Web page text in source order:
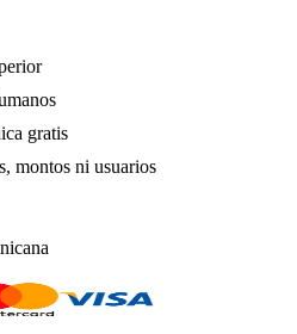
gratis
montos ni usuarios